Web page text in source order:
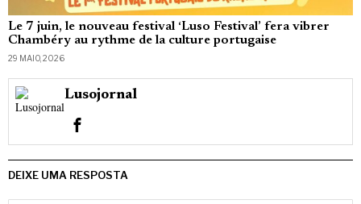
Le 7 juin, le nouveau festival ‘Luso Festival’ fera vibrer
Chambéry au rythme de la culture portugaise
29 MAIO, 2026
Lusojornal
DEIXE UMA RESPOSTA